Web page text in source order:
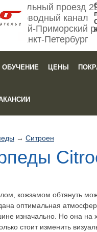
Мебельный проезд
Обводный канал
Приморский
Санкт-Петербург
ОБУЧЕНИЕ ЦЕНЫ
→ Ситроен
кожзамом обтянуть
оптимальная
изначально. Но она на
стоит изменить